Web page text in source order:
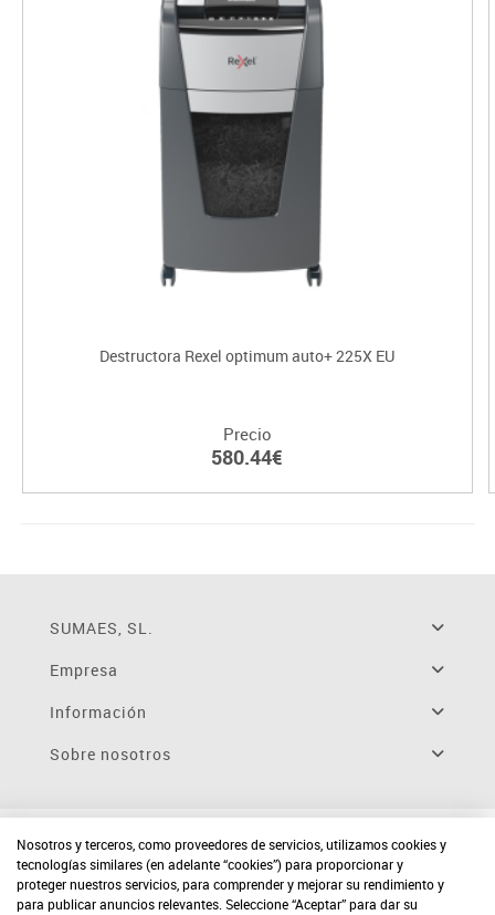
Destructora Rexel optimum auto+ 225X EU
Precio
580.44€
SUMAES, SL.
Empresa
Información
Sobre nosotros
Nosotros y terceros, como proveedores de servicios, utilizamos cookies y
tecnologías similares (en adelante “cookies”) para proporcionar y
proteger nuestros servicios, para comprender y mejorar su rendimiento y
para publicar anuncios relevantes. Seleccione “Aceptar” para dar su